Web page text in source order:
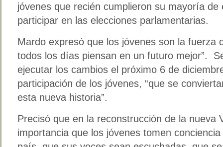
jóvenes que recién cumplieron su mayoría de
participar en las elecciones parlamentarias.
Mardo expresó que los jóvenes son la fuerza
todos los días piensan en un futuro mejor”.
ejecutar los cambios el próximo 6 de
participación de los jóvenes, “que se
esta nueva historia”.
Precisó que en la reconstrucción de la nueva
importancia que los jóvenes tomen